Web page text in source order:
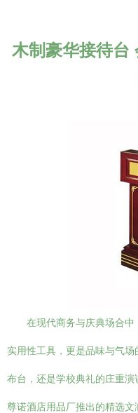
木制豪华接待台
在现代商务与庆典场合
实用性工具，更是品味与气
布台，还是学校典礼的庄重
尊诺酒店用品厂推出的精选